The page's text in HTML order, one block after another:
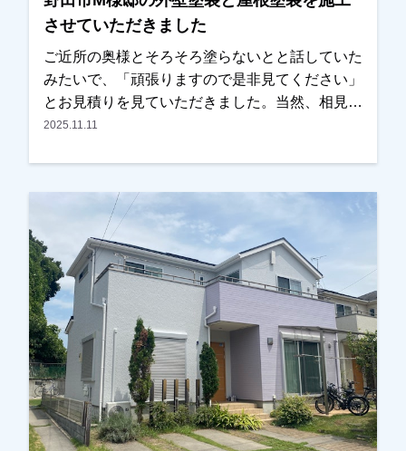
させていただきました
ご近所の奥様とそろそろ塗らないとと話していた
みたいで、「頑張りますので是非見てください」
とお見積りを見ていただきました。当然、相見積
もりでしたが内容・条件を見比べた時に、弊社が
装も任せていただきました。塗装はもちろん、内
装の仕上がりも 「こんな所まで見てくれる
の！？」とびっくりされていましたが、非常に喜
んでいただき、ご満足して頂けたみたいでよかっ
たです。ありがとうございました。越谷市、春日
部市、野田市、吉川市、草加市またはその他地域
でも外壁塗装をお考えのお客様、まずはご相談か
らでも大丈夫です！現地調査、お見積りはもちろ
ん無料にておこなっております。またお支払い方
法につきましても、無金利ローンも取り扱ってま
すので、ご遠慮なくお申しつけください。お待ち
しております。
2025.11.11